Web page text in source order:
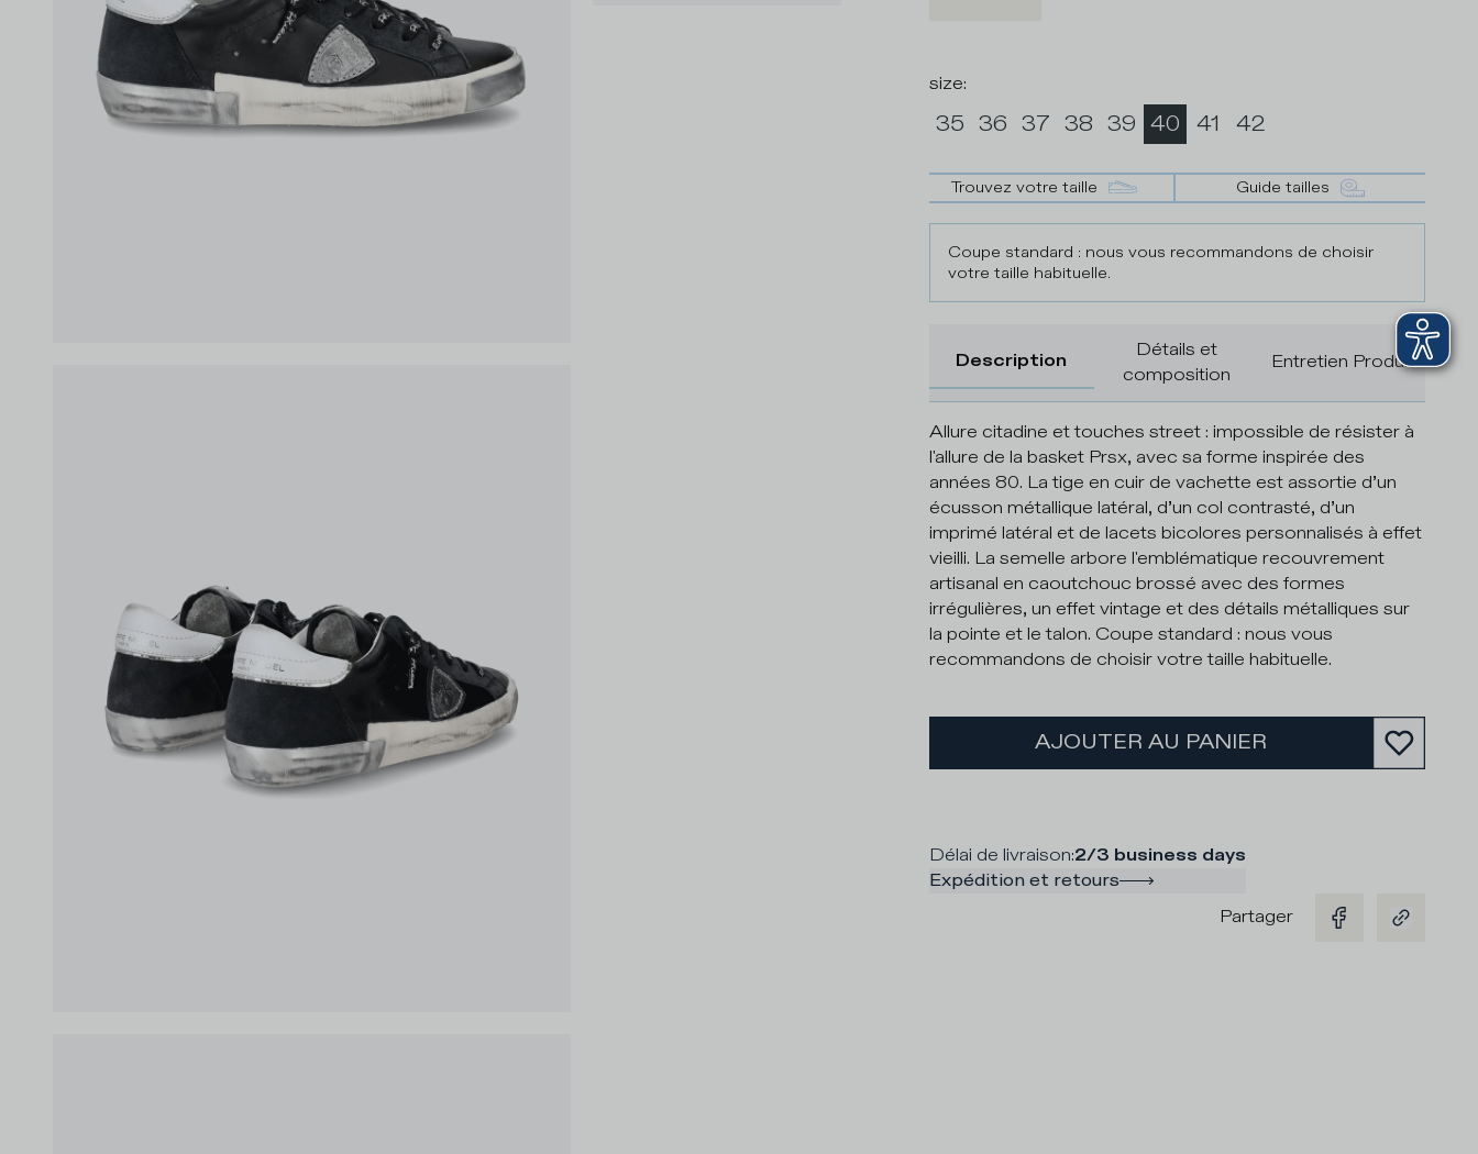
size:
35 36 37 38 39 40 41 42
Trouvez votre taille Guide tailles
Coupe standard : nous vous recommandons de choisir
votre taille habituelle.
Description
Détails et
composition
Entretien Produit
Allure citadine et touches street : impossible de résister à
l'allure de la basket Prsx, avec sa forme inspirée des
années 80. La tige en cuir de vachette est assortie d’un
écusson métallique latéral, d’un col contrasté, d’un
imprimé latéral et de lacets bicolores personnalisés à effet
vieilli. La semelle arbore l'emblématique recouvrement
artisanal en caoutchouc brossé avec des formes
irrégulières, un effet vintage et des détails métalliques sur
la pointe et le talon. Coupe standard : nous vous
recommandons de choisir votre taille habituelle.
AJOUTER AU PANIER
Délai de livraison:2/3 business days
Expédition et retours
Partager